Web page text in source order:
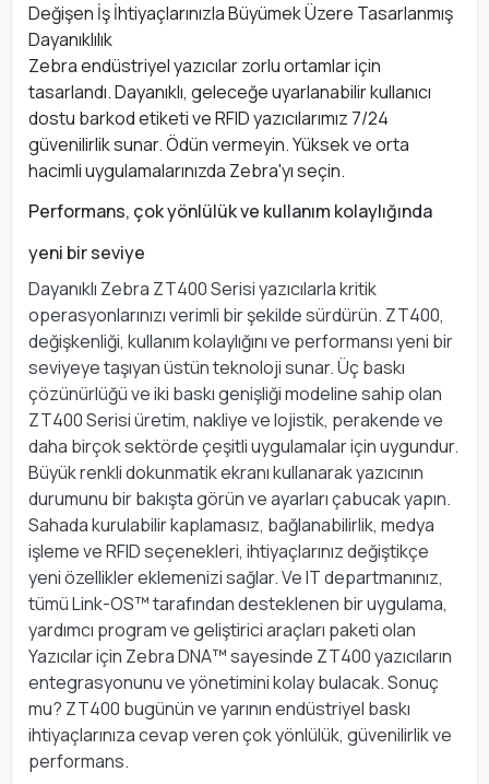
Değişen İş İhtiyaçlarınızla Büyümek Üzere Tasarlanmış
Dayanıklılık
Zebra endüstriyel yazıcılar zorlu ortamlar için
tasarlandı. Dayanıklı, geleceğe uyarlanabilir kullanıcı
dostu barkod etiketi ve RFID yazıcılarımız 7/24
güvenilirlik sunar. Ödün vermeyin. Yüksek ve orta
hacimli uygulamalarınızda Zebra'yı seçin.
Performans, çok yönlülük ve kullanım kolaylığında
yeni bir seviye
Dayanıklı Zebra ZT400 Serisi yazıcılarla kritik
operasyonlarınızı verimli bir şekilde sürdürün. ZT400,
değişkenliği, kullanım kolaylığını ve performansı yeni bir
seviyeye taşıyan üstün teknoloji sunar. Üç baskı
çözünürlüğü ve iki baskı genişliği modeline sahip olan
ZT400 Serisi üretim, nakliye ve lojistik, perakende ve
daha birçok sektörde çeşitli uygulamalar için uygundur.
Büyük renkli dokunmatik ekranı kullanarak yazıcının
durumunu bir bakışta görün ve ayarları çabucak yapın.
Sahada kurulabilir kaplamasız, bağlanabilirlik, medya
işleme ve RFID seçenekleri, ihtiyaçlarınız değiştikçe
yeni özellikler eklemenizi sağlar. Ve IT departmanınız,
tümü Link-OS™ tarafından desteklenen bir uygulama,
yardımcı program ve geliştirici araçları paketi olan
Yazıcılar için Zebra DNA™ sayesinde ZT400 yazıcıların
entegrasyonunu ve yönetimini kolay bulacak. Sonuç
mu? ZT400 bugünün ve yarının endüstriyel baskı
ihtiyaçlarınıza cevap veren çok yönlülük, güvenilirlik ve
performans.